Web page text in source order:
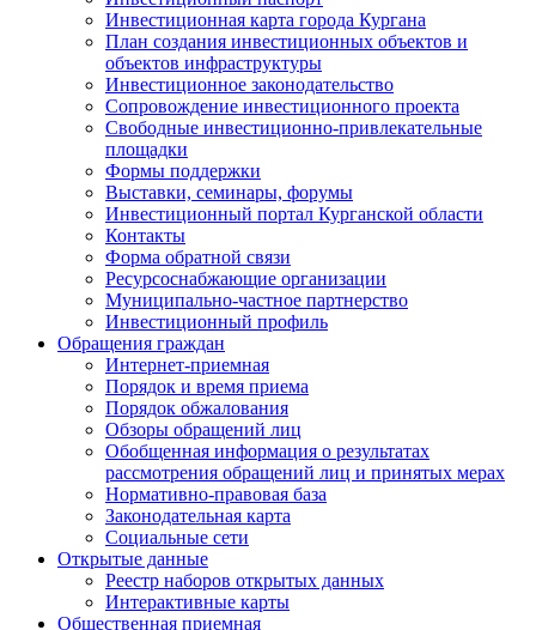
Инвестиционная карта города Кургана
План создания инвестиционных объектов и
объектов инфраструктуры
Инвестиционное законодательство
Сопровождение инвестиционного проекта
Свободные инвестиционно-привлекательные
площадки
Формы поддержки
Выставки, семинары, форумы
Инвестиционный портал Курганской области
Контакты
Форма обратной связи
Ресурсоснабжающие организации
Муниципально-частное партнерство
Инвестиционный профиль
Обращения граждан
Интернет-приемная
Порядок и время приема
Порядок обжалования
Обзоры обращений лиц
Обобщенная информация о результатах
рассмотрения обращений лиц и принятых мерах
Нормативно-правовая база
Законодательная карта
Социальные сети
Открытые данные
Реестр наборов открытых данных
Интерактивные карты
Общественная приемная